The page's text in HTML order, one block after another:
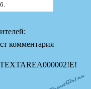
комментария